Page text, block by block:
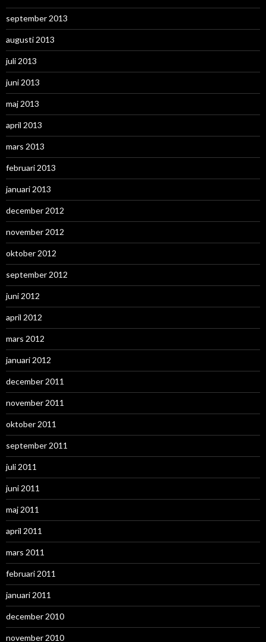
september 2013
augusti 2013
juli 2013
juni 2013
maj 2013
april 2013
mars 2013
februari 2013
januari 2013
december 2012
november 2012
oktober 2012
september 2012
juni 2012
april 2012
mars 2012
januari 2012
december 2011
november 2011
oktober 2011
september 2011
juli 2011
juni 2011
maj 2011
april 2011
mars 2011
februari 2011
januari 2011
december 2010
november 2010